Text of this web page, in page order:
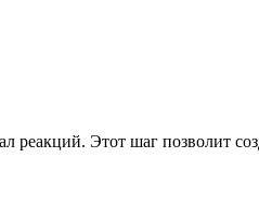
Этот шаг позволит